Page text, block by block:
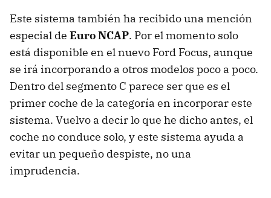
Este sistema también ha recibido una mención
especial de Euro NCAP. Por el momento solo
está disponible en el nuevo Ford Focus, aunque
se irá incorporando a otros modelos poco a poco.
Dentro del segmento C parece ser que es el
primer coche de la categoría en incorporar este
sistema. Vuelvo a decir lo que he dicho antes, el
coche no conduce solo, y este sistema ayuda a
evitar un pequeño despiste, no una
imprudencia.